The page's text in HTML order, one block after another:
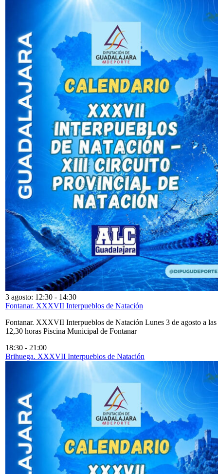
3 agosto: 12:30 - 14:30
Fontanar. XXXVII Interpueblos de Natación
Fontanar. XXXVII Interpueblos de Natación Lunes 3 de agosto a las
12,30 horas Piscina Municipal de Fontanar
18:30 - 21:00
Brihuega. XXXVII Interpueblos de Natación